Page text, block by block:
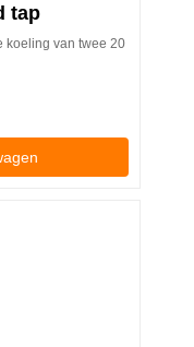
tap
koeling van twee 20